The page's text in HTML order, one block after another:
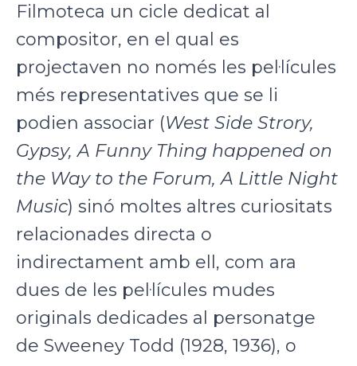
Filmoteca un cicle dedicat al
compositor, en el qual es
projectaven no només les pel·lícules
més representatives que se li
podien associar (West Side Strory,
Gypsy, A Funny Thing happened on
the Way to the Forum, A Little Night
Music) sinó moltes altres curiositats
relacionades directa o
indirectament amb ell, com ara
dues de les pel·lícules mudes
originals dedicades al personatge
de Sweeney Todd (1928, 1936), o